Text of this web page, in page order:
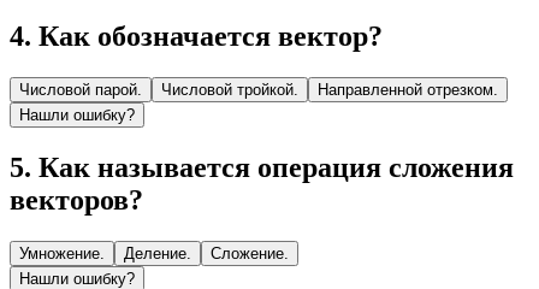
4. Как обозначается вектор?
Числовой парой. Числовой тройкой.
Направленной отрезком.
Нашли ошибку?
5. Как называется операция сложения
векторов?
Умножение. Деление.
Сложение.
Нашли ошибку?